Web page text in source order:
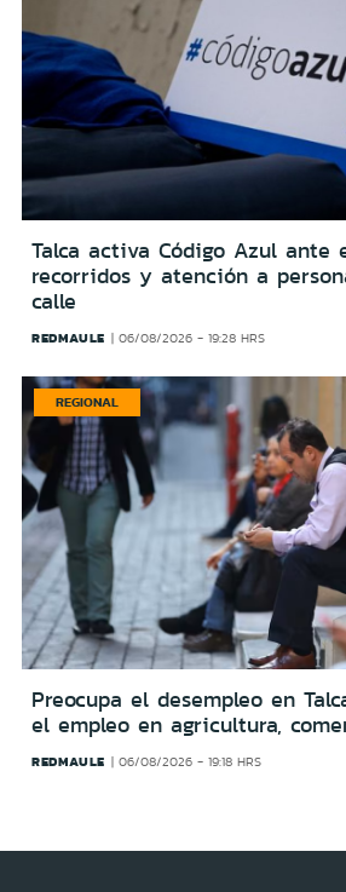
Talca activa Código Azul
recorridos y atención a
calle
REDMAULE 06/08/2026 - 19:28 HRS
REGIONAL
Preocupa el desempleo en
el empleo en agricultura,
REDMAULE 06/08/2026 - 19:18 HRS